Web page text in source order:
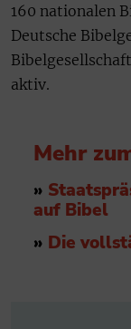
160 nationalen
Deutsche
aktiv.
Mehr
»
auf Bibel
» Die